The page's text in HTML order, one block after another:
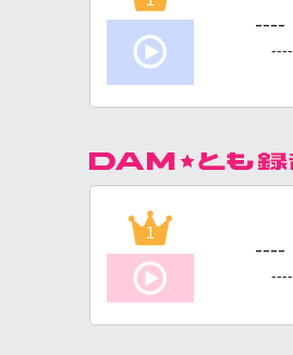
----
----
1
----
----